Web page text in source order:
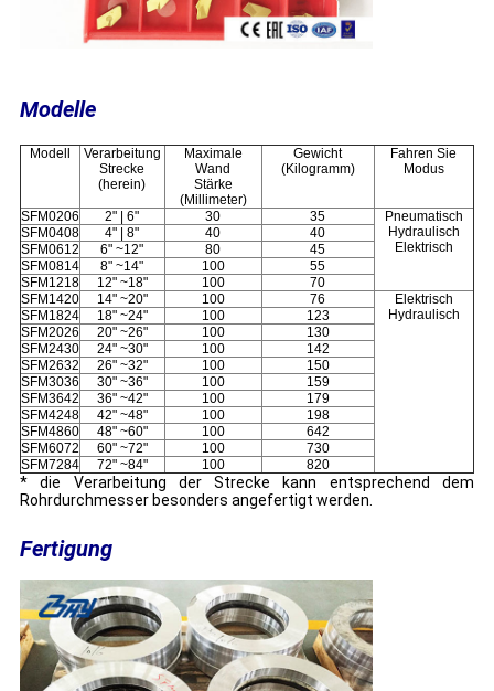
Modelle
Modell
Verarbeitung
Strecke
(herein)
Maximale
Wand
Stärke
(Millimeter)
Gewicht
(Kilogramm)
Fahren Sie
Modus
SFM0206 2" | 6" 30 35
Pneumatisch
Hydraulisch
Elektrisch
SFM0408 4" | 8" 40
40
SFM0612
6" ~12" 80
45
SFM0814
8" ~14" 100
55
SFM1218
12" ~18" 100
70
SFM1420
14" ~20" 100 76
Elektrisch
Hydraulisch
SFM1824 18" ~24" 100
123
SFM2026
20" ~26" 100
130
SFM2430
24" ~30" 100
142
SFM2632
26" ~32" 100
150
SFM3036
30" ~36" 100
159
SFM3642
36" ~42" 100
179
SFM4248
42" ~48" 100
198
SFM4860
48" ~60" 100
642
SFM6072
60" ~72" 100
730
SFM7284
72" ~84" 100 820
* die Verarbeitung der Strecke kann entsprechend dem
Rohrdurchmesser besonders angefertigt werden.
Fertigung